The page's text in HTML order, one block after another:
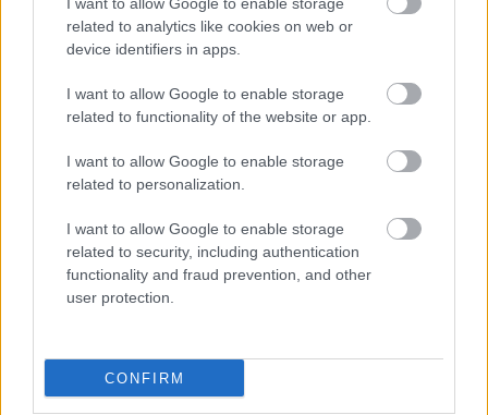
related to analytics like cookies on web or
device identifiers in apps.
I want to allow Google to enable storage
related to functionality of the website or app.
I want to allow Google to enable storage
related to personalization.
I want to allow Google to enable storage
related to security, including authentication
functionality and fraud prevention, and other
user protection.
CONFIRM
lateral extremeño disputó 70 partidos oficiales con el
conjunto celeste, convirtiéndose en uno de los mejores
ofensiva y capacidad para recorrer toda la banda.
la Real Sociedad, firmó en enero de 2026 por Osasuna por
6 meses, pero no ejerció su derecho a renovar el contrato y
hasta 2028.
Estadísticas última temporada
temporada 2025/26, en los que repartió una asistencia y
logró 111 puntos Comunio. En Sofascore tuvo una media de
6,83, siendo los regates completados, duelos ganados y